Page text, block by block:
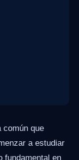
común que
a estudiar
fundamental en